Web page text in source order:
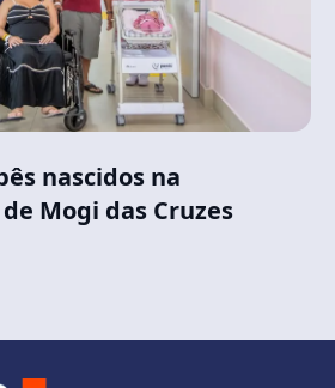
nascidos na
Mogi das Cruzes